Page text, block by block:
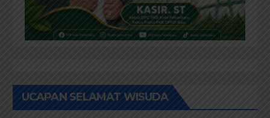
UCAPAN SELAMAT WISUDA